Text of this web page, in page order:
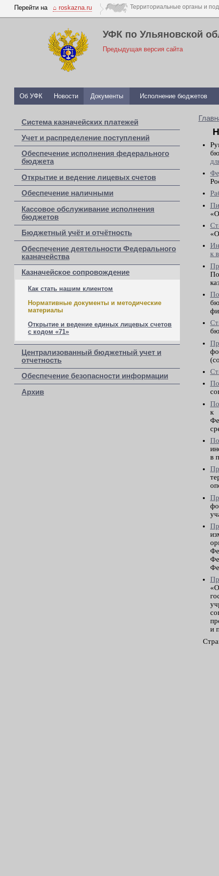
Перейти на ⌂ roskazna.ru
УФК по Ульяновской
Предыдущая версия сайта
Об УФК Новости Документы Исполнение бюджетов
Система казначейских платежей
Учет и распределение поступлений
Обеспечение исполнения федерального
бюджета
Открытие и ведение лицевых счетов
Обеспечение наличными
Кассовое обслуживание исполнения
бюджетов
Бюджетный учёт и отчётность
Обеспечение деятельности Федерального
казначейства
Казначейское сопровождение
Как стать нашим клиентом
Нормативные документы и методические
материалы
Открытие и ведение единых лицевых счетов
с кодом «71»
Централизованный бюджетный учет и
отчетность
Обеспечение безопасности информации
Архив
к
к
в
и